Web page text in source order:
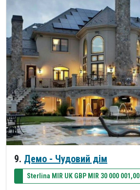
9. Демо - Чудовий дім
Sterlina MIR UK GBP MIR 30 000 001,00